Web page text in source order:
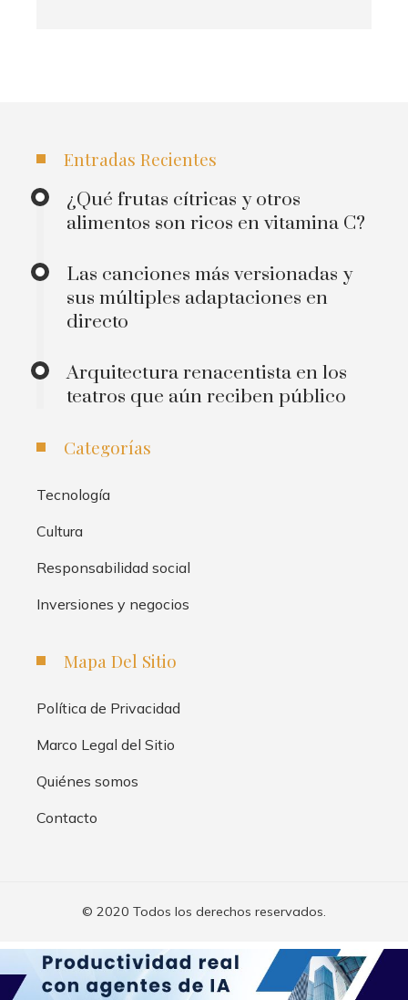
Entradas Recientes
¿Qué frutas cítricas y otros
alimentos son ricos en vitamina C?
Las canciones más versionadas y
sus múltiples adaptaciones en
directo
Arquitectura renacentista en los
teatros que aún reciben público
Categorías
Tecnología
Cultura
Responsabilidad social
Inversiones y negocios
Mapa Del Sitio
Política de Privacidad
Marco Legal del Sitio
Quiénes somos
Contacto
© 2020 Todos los derechos reservados.